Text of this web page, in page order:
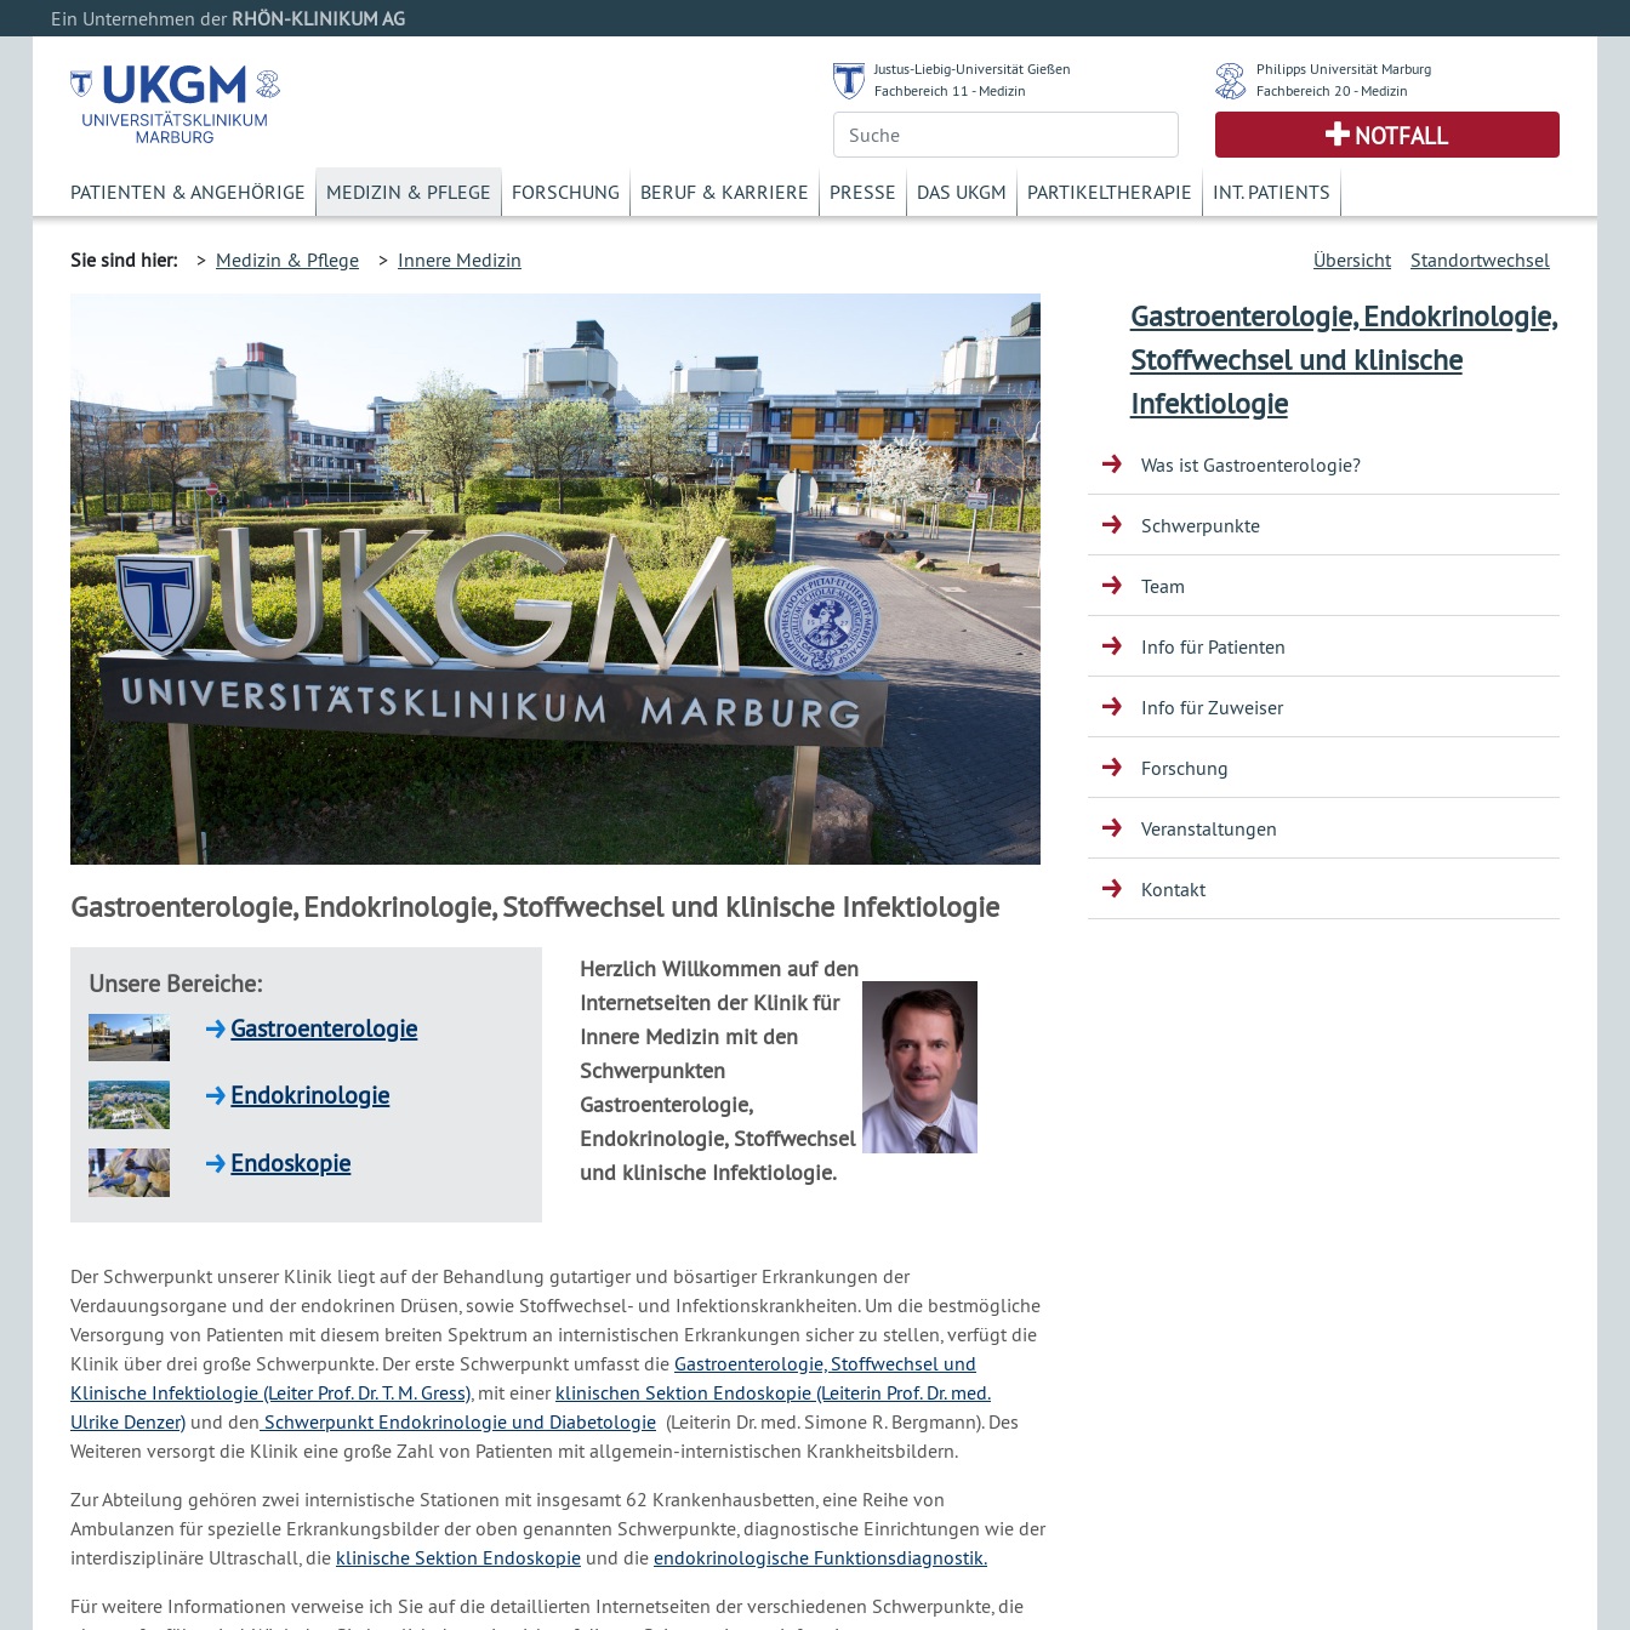
Ein Unternehmen der RHÖN-KLINIKUM AG
Justus-Liebig-Universität Gießen
Fachbereich 11 - Medizin
Philipps Universität Marburg
Fachbereich 20 - Medizin
NOTFALL
PATIENTEN & ANGEHÖRIGE MEDIZIN & PFLEGE FORSCHUNG BERUF & KARRIERE PRESSE DAS UKGM PARTIKELTHERAPIE INT. PATIENTS
Sie sind hier: > Medizin & Pflege > Innere Medizin Standortwechsel
Übersicht
Gastroenterologie, Endokrinologie, Stoffwechsel und klinische Infektiologie
Unsere Bereiche:
Gastroenterologie
Endokrinologie
Endoskopie
Herzlich Willkommen auf den
Internetseiten der Klinik für
Innere Medizin mit den
Schwerpunkten
Gastroenterologie,
Endokrinologie, Stoffwechsel
und klinische Infektiologie.
Der Schwerpunkt unserer Klinik liegt auf der Behandlung gutartiger und bösartiger Erkrankungen der
Verdauungsorgane und der endokrinen Drüsen, sowie Stoffwechsel- und Infektionskrankheiten. Um die bestmögliche
Versorgung von Patienten mit diesem breiten Spektrum an internistischen Erkrankungen sicher zu stellen, verfügt die
Klinik über drei große Schwerpunkte. Der erste Schwerpunkt umfasst die Gastroenterologie, Stoffwechsel und
Klinische Infektiologie (Leiter Prof. Dr. T. M. Gress) , mit einer klinischen Sektion Endoskopie (Leiterin Prof. Dr. med.
Ulrike Denzer) und den Schwerpunkt Endokrinologie und Diabetologie (Leiterin Dr. med. Simone R. Bergmann). Des
Weiteren versorgt die Klinik eine große Zahl von Patienten mit allgemein-internistischen Krankheitsbildern.
Zur Abteilung gehören zwei internistische Stationen mit insgesamt 62 Krankenhausbetten, eine Reihe von
Ambulanzen für spezielle Erkrankungsbilder der oben genannten Schwerpunkte, diagnostische Einrichtungen wie der
interdisziplinäre Ultraschall, die klinische Sektion Endoskopie und die endokrinologische Funktionsdiagnostik.
Für weitere Informationen verweise ich Sie auf die detaillierten Internetseiten der verschiedenen Schwerpunkte, die
Gastroenterologie, Endokrinologie,
Stoffwechsel und klinische
Infektiologie
Was ist Gastroenterologie?
Schwerpunkte
Team
Info für Patienten
Info für Zuweiser
Forschung
Veranstaltungen
Kontakt